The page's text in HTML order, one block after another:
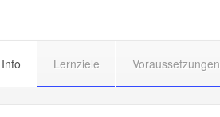
Lernziele Voraussetzungen